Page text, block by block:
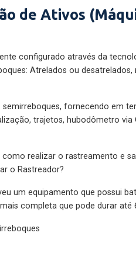
de Ativos
configurado através da
Atrelados ou desatrelados,
fornecendo em
trajetos, hubodômetro via
realizar o rastreamento e
o Rastreador?
um equipamento que possui
completa que pode durar até